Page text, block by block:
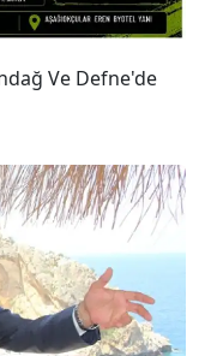
Ve Defne'de